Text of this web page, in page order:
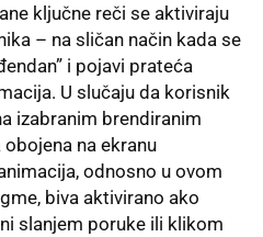
ključne reči se aktiviraju
– na sličan način kada se
i pojavi prateća
U slučaju da korisnik
izabranim brendiranim
na ekranu
odnosno u ovom
biva aktivirano ako
slanjem poruke ili klikom